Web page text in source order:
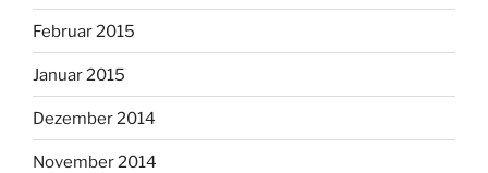
Februar 2015
Januar 2015
Dezember 2014
November 2014